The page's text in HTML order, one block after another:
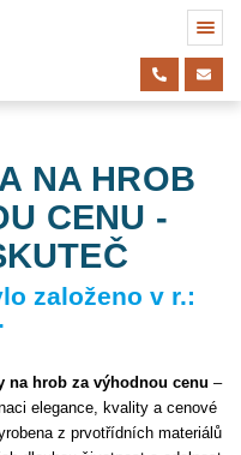
NA HROB
CENU -
založeno v r.:
na hrob za výhodnou cenu –
elegance, kvality a cenové
z prvotřídních materiálů